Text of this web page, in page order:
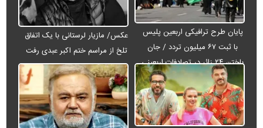
پایان طرح ترافیکی اربعین پلیس
با ثبت ۶۷ میلیون تردد / جان
باختن ۲۴ زائر در تصادفات اربعینی
عکس/ مازیار لرستانی با یک اتفاق
تلخ از مراسم ختم اکبر عبدی رفت